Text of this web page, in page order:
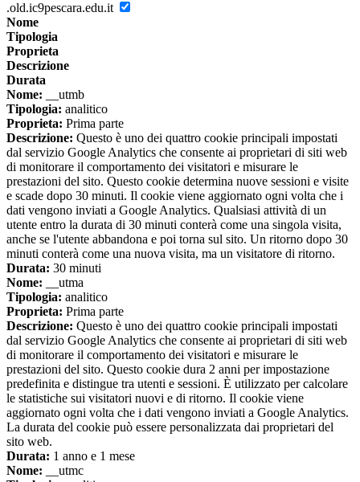
.old.ic9pescara.edu.it
Nome
Tipologia
Proprieta
Descrizione
Durata
Nome: __utmb
Tipologia: analitico
Proprieta: Prima parte
Descrizione: Questo è uno dei quattro cookie principali impostati
dal servizio Google Analytics che consente ai proprietari di siti web
di monitorare il comportamento dei visitatori e misurare le
prestazioni del sito. Questo cookie determina nuove sessioni e visite
e scade dopo 30 minuti. Il cookie viene aggiornato ogni volta che i
dati vengono inviati a Google Analytics. Qualsiasi attività di un
utente entro la durata di 30 minuti conterà come una singola visita,
anche se l'utente abbandona e poi torna sul sito. Un ritorno dopo 30
minuti conterà come una nuova visita, ma un visitatore di ritorno.
Durata: 30 minuti
Nome: __utma
Tipologia: analitico
Proprieta: Prima parte
Descrizione: Questo è uno dei quattro cookie principali impostati
dal servizio Google Analytics che consente ai proprietari di siti web
di monitorare il comportamento dei visitatori e misurare le
prestazioni del sito. Questo cookie dura 2 anni per impostazione
predefinita e distingue tra utenti e sessioni. È utilizzato per calcolare
le statistiche sui visitatori nuovi e di ritorno. Il cookie viene
aggiornato ogni volta che i dati vengono inviati a Google Analytics.
La durata del cookie può essere personalizzata dai proprietari del
sito web.
Durata: 1 anno e 1 mese
Nome: __utmc